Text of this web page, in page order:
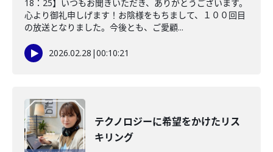
18：25】いつもお聞きいただき、ありがとうございます。
心より御礼申しげます！お陰様をもちまして、１００回目
の放送となりました。今後とも、ご愛顧...
2026.02.28 |00:10:21
テクノロジーに希望をかけたリス
キリング